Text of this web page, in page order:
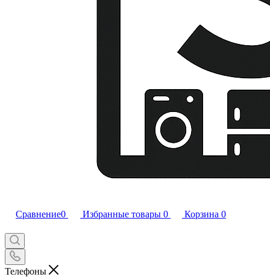
Сравнение0 Избранные товары 0 Корзина 0
Телефоны